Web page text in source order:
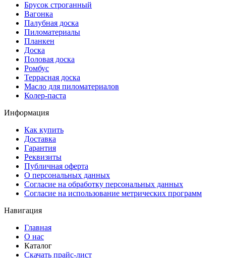
Брусок строганный
Вагонка
Палубная доска
Пиломатериалы
Планкен
Доска
Половая доска
Ромбус
Террасная доска
Масло для пиломатериалов
Колер-паста
Информация
Как купить
Доставка
Гарантия
Реквизиты
Публичная оферта
О персональных данных
Согласие на обработку персональных данных
Согласие на использование метрических программ
Навигация
Главная
О нас
Каталог
Скачать прайс-лист